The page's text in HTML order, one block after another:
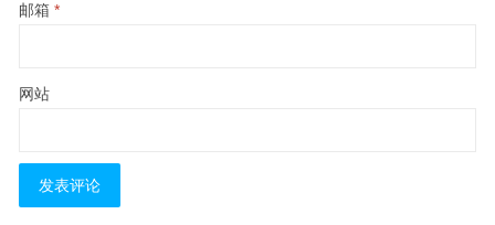
邮箱 *
网站